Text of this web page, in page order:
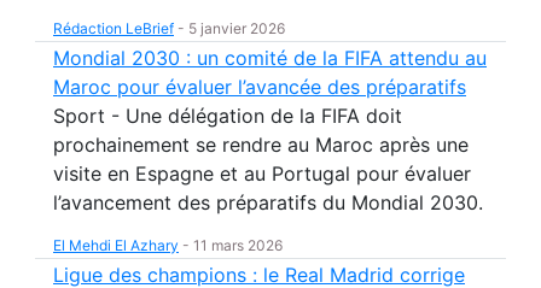
Rédaction LeBrief - 5 janvier 2026
Mondial 2030 : un comité de la FIFA attendu au
Maroc pour évaluer l’avancée des préparatifs
Sport - Une délégation de la FIFA doit
prochainement se rendre au Maroc après une
visite en Espagne et au Portugal pour évaluer
l’avancement des préparatifs du Mondial 2030.
El Mehdi El Azhary - 11 mars 2026
Ligue des champions : le Real Madrid corrige